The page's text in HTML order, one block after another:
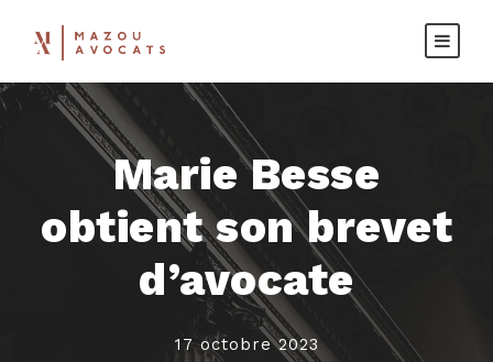
Marie Besse
obtient son brevet
d’avocate
17 octobre 2023